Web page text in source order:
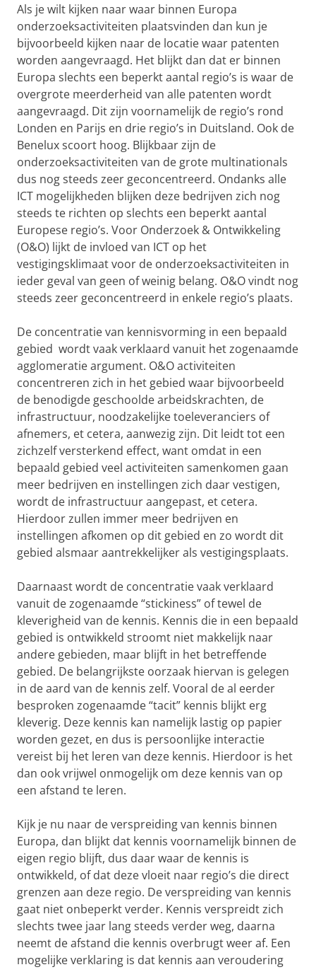
Als je wilt kijken naar waar binnen Europa
onderzoeksactiviteiten plaatsvinden dan kun je
bijvoorbeeld kijken naar de locatie waar patenten
worden aangevraagd. Het blijkt dan dat er binnen
Europa slechts een beperkt aantal regio’s is waar de
overgrote meerderheid van alle patenten wordt
aangevraagd. Dit zijn voornamelijk de regio’s rond
Londen en Parijs en drie regio’s in Duitsland. Ook de
Benelux scoort hoog. Blijkbaar zijn de
onderzoeksactiviteiten van de grote multinationals
dus nog steeds zeer geconcentreerd. Ondanks alle
ICT mogelijkheden blijken deze bedrijven zich nog
steeds te richten op slechts een beperkt aantal
Europese regio’s. Voor Onderzoek & Ontwikkeling
(O&O) lijkt de invloed van ICT op het
vestigingsklimaat voor de onderzoeksactiviteiten in
ieder geval van geen of weinig belang. O&O vindt nog
steeds zeer geconcentreerd in enkele regio’s plaats.
De concentratie van kennisvorming in een bepaald
gebied wordt vaak verklaard vanuit het zogenaamde
agglomeratie argument. O&O activiteiten
concentreren zich in het gebied waar bijvoorbeeld
de benodigde geschoolde arbeidskrachten, de
infrastructuur, noodzakelijke toeleveranciers of
afnemers, et cetera, aanwezig zijn. Dit leidt tot een
zichzelf versterkend effect, want omdat in een
bepaald gebied veel activiteiten samenkomen gaan
meer bedrijven en instellingen zich daar vestigen,
wordt de infrastructuur aangepast, et cetera.
Hierdoor zullen immer meer bedrijven en
instellingen afkomen op dit gebied en zo wordt dit
gebied alsmaar aantrekkelijker als vestigingsplaats.
Daarnaast wordt de concentratie vaak verklaard
vanuit de zogenaamde “stickiness” of tewel de
kleverigheid van de kennis. Kennis die in een bepaald
gebied is ontwikkeld stroomt niet makkelijk naar
andere gebieden, maar blijft in het betreffende
gebied. De belangrijkste oorzaak hiervan is gelegen
in de aard van de kennis zelf. Vooral de al eerder
besproken zogenaamde “tacit” kennis blijkt erg
kleverig. Deze kennis kan namelijk lastig op papier
worden gezet, en dus is persoonlijke interactie
vereist bij het leren van deze kennis. Hierdoor is het
dan ook vrijwel onmogelijk om deze kennis van op
een afstand te leren.
Kijk je nu naar de verspreiding van kennis binnen
Europa, dan blijkt dat kennis voornamelijk binnen de
eigen regio blijft, dus daar waar de kennis is
ontwikkeld, of dat deze vloeit naar regio’s die direct
grenzen aan deze regio. De verspreiding van kennis
gaat niet onbeperkt verder. Kennis verspreidt zich
slechts twee jaar lang steeds verder weg, daarna
neemt de afstand die kennis overbrugt weer af. Een
mogelijke verklaring is dat kennis aan veroudering